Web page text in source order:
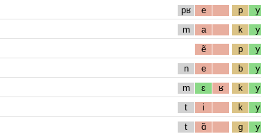
pʁ e p y
m a k y
ẽ p y
n e b y
m ɛ ʁ k y
t i k y
t ɑ̃ g y